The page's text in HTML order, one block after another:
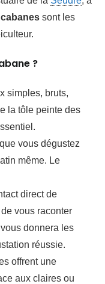
cabanes sont les
?
simples, bruts,
la tôle peinte des
que vous dégustez
même. Le
direct de
de vous raconter
donnera les
réussie.
offrent une
aux claires ou